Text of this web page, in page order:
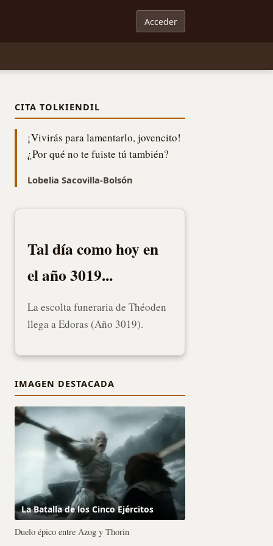
Acceder
CITA TOLKIENDIL
¡Vivirás para lamentarlo, jovencito!
¿Por qué no te fuiste tú también?
Lobelia Sacovilla-Bolsón
Tal día como hoy en
el año 3019...
La escolta funeraria de Théoden
llega a Edoras (Año 3019).
IMAGEN DESTACADA
La Batalla de los Cinco Ejércitos
Duelo épico entre Azog y Thorin